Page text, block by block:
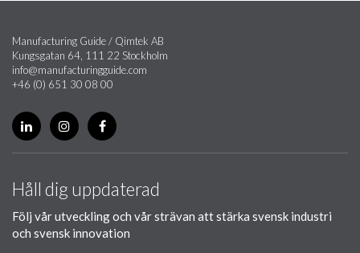
Manufacturing Guide / Qimtek AB
Kungsgatan 64, 111 22 Stockholm
info@manufacturingguide.com
+46 (0) 651 30 08 00
Håll dig uppdaterad
Följ vår utveckling och vår strävan att stärka svensk industri
och svensk innovation